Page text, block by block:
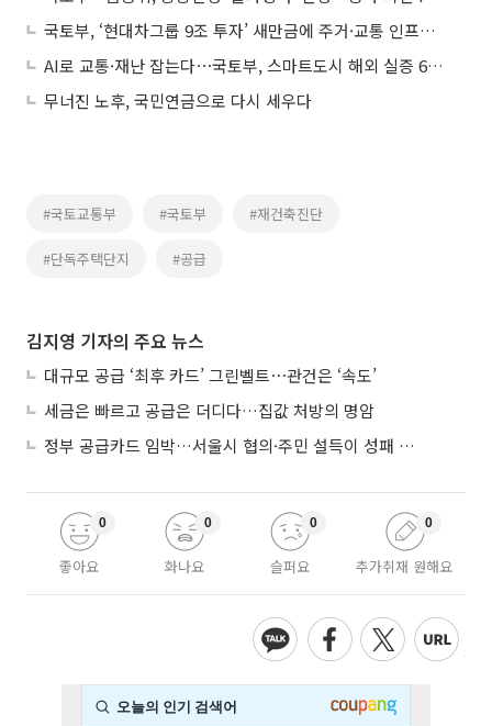
국토부, ‘현대차그룹 9조 투자’ 새만금에 주거·교통 인프라 확충
AI로 교통·재난 잡는다⋯국토부, 스마트도시 해외 실증 6건 선정
무너진 노후, 국민연금으로 다시 세우다
#국토교통부 #국토부 #재건축진단
#단독주택단지 #공급
김지영 기자의 주요 뉴스
대규모 공급 ‘최후 카드’ 그린벨트⋯관건은 ‘속도’
세금은 빠르고 공급은 더디다…집값 처방의 명암
정부 공급카드 임박…서울시 협의·주민 설득이 성패 가른다
좋아요
0
화나요
0
슬퍼요
0
추가취재 원해요
0